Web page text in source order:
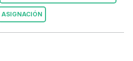
ASIGNACIÓN